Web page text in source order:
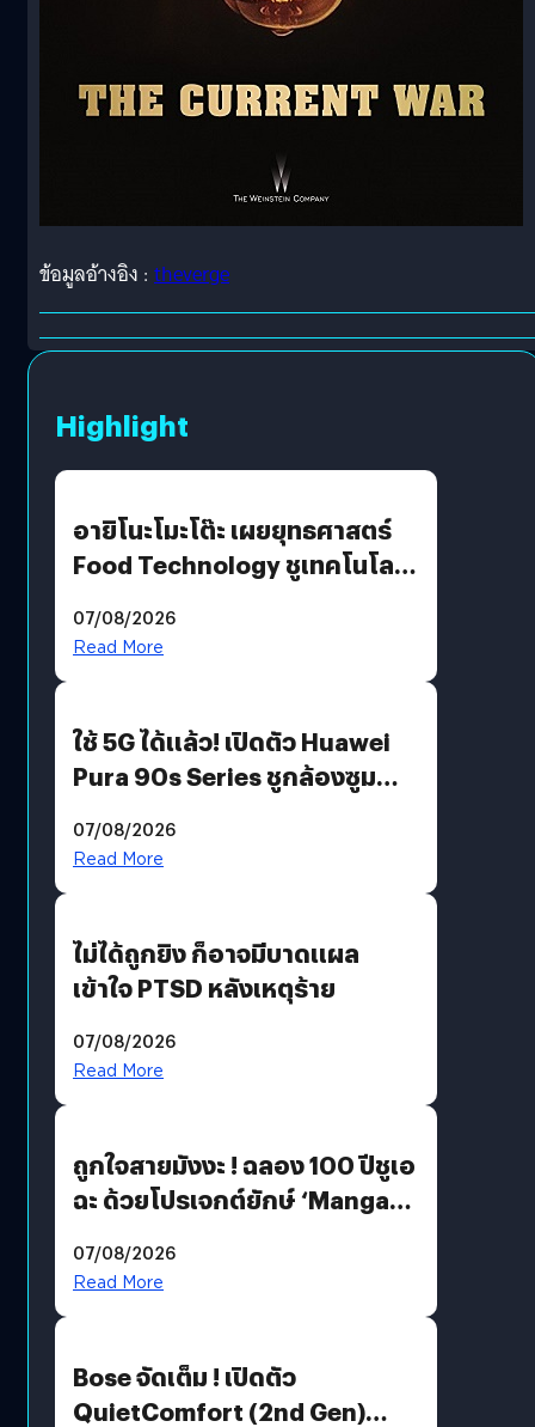
ข้อมูลอ้างอิง : theverge
Highlight
อายิโนะโมะโต๊ะ เผยยุทธศาสตร์
Food Technology ชูเทคโนโลยี
บริโภคและ B2B
07/08/2026
Read More
ใช้ 5G ได้แล้ว! เปิดตัว Huawei
Pura 90s Series ชูกล้องซูม
07/08/2026
Read More
ไม่ได้ถูกยิง ก็อาจมีบาดแผล
เข้าใจ PTSD หลังเหตุร้าย
07/08/2026
Read More
ถูกใจสายมังงะ ! ฉลอง 100 ปีชูเอ
ฉะ ด้วยโปรเจกต์ยักษ์ ‘Manga
มีภาษาไทยด้วย
07/08/2026
Read More
Bose จัดเต็ม ! เปิดตัว
QuietComfort (2nd Gen)